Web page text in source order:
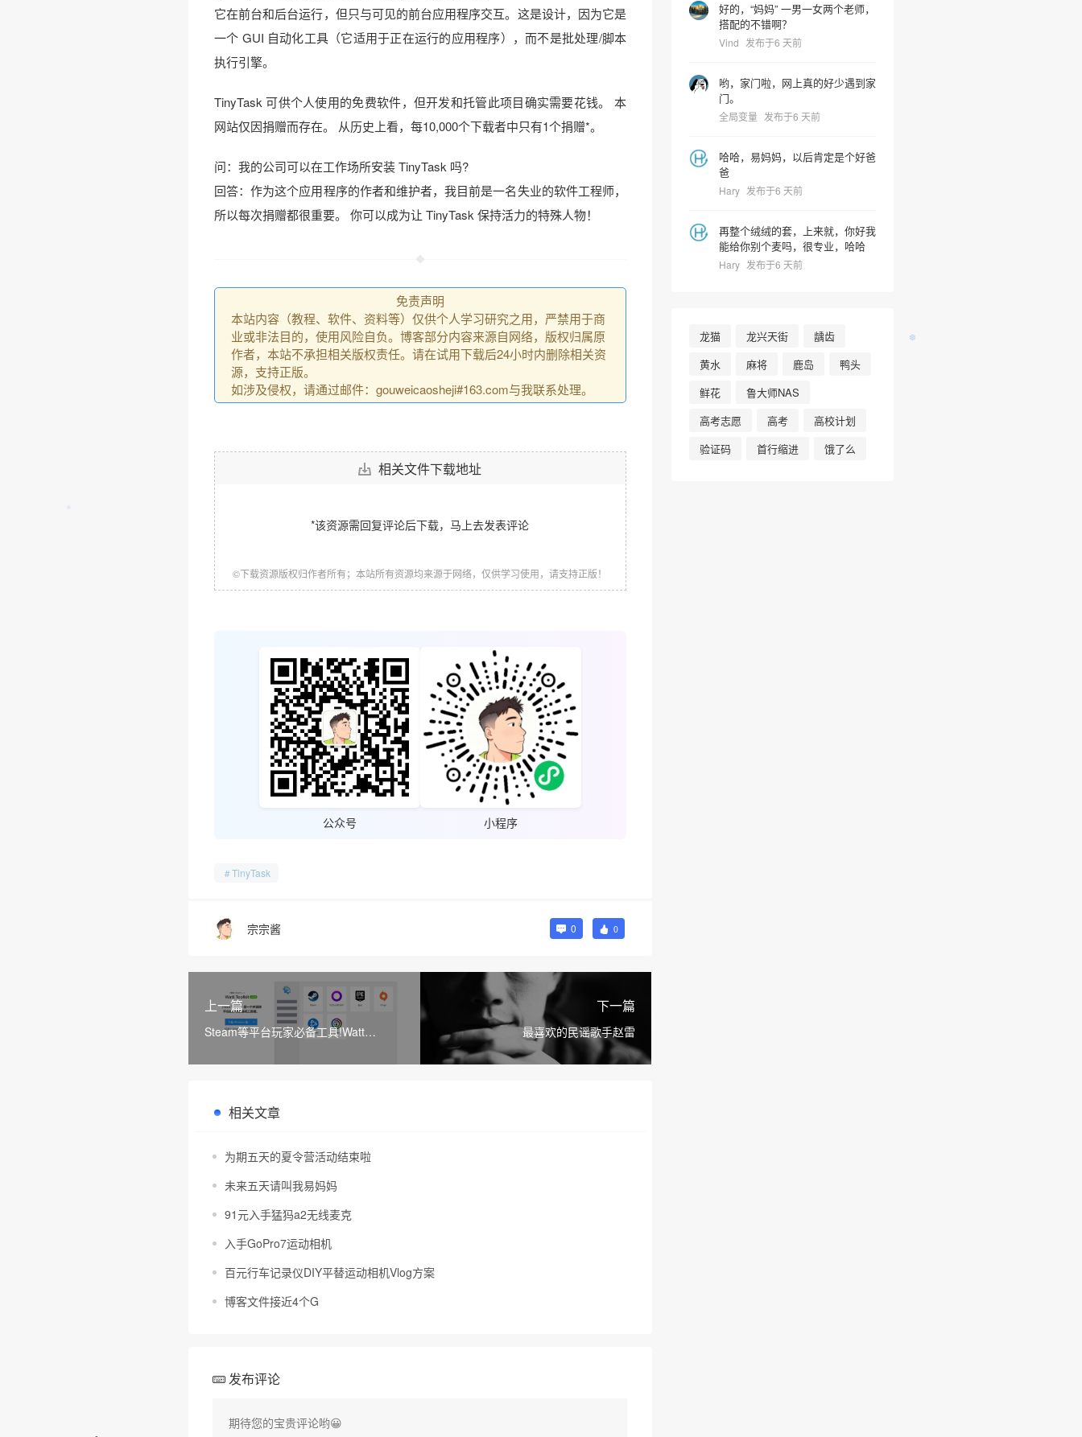
它在前台和后台运行，但只与可见的前台应用程序交互。这是设计，因为它是
一个 GUI 自动化工具（它适用于正在运行的应用程序），而不是批处理/脚本
执行引擎。
TinyTask 可供个人使用的免费软件，但开发和托管此项目确实需要花钱。 本
网站仅因捐赠而存在。 从历史上看，每10,000个下载者中只有1个捐赠*。
问：我的公司可以在工作场所安装 TinyTask 吗?
回答：作为这个应用程序的作者和维护者，我目前是一名失业的软件工程师，
所以每次捐赠都很重要。 你可以成为让 TinyTask 保持活力的特殊人物！
免责声明
本站内容（教程、软件、资料等）仅供个人学习研究之用，严禁用于商
业或非法目的，使用风险自负。博客部分内容来源自网络，版权归属原
作者，本站不承担相关版权责任。请在试用下载后24小时内删除相关资
源，支持正版。
如涉及侵权，请通过邮件：gouweicaosheji#163.com与我联系处理。
相关文件下载地址
*该资源需回复评论后下载，马上去发表评论
©下载资源版权归作者所有；本站所有资源均来源于网络，仅供学习使用，请支持正版！
公众号 小程序
TinyTask
宗宗酱 0 0
上一篇
Steam等平台玩家必备工具!Watt
下一篇
最喜欢的民谣歌手赵雷
相关文章
为期五天的夏令营活动结束啦
未来五天请叫我易妈妈
91元入手猛犸a2无线麦克
入手GoPro7运动相机
百元行车记录仪DIY平替运动相机Vlog方案
博客文件接近4个G
发布评论
好的，“妈妈” 一男一女两个老师，
搭配的不错啊？
Vind 发布于6 天前
哟，家门啦，网上真的好少遇到家
门。
全局变量 发布于6 天前
哈哈，易妈妈，以后肯定是个好爸
爸
Hary 发布于6 天前
再整个绒绒的套，上来就，你好我
能给你别个麦吗，很专业，哈哈
Hary 发布于6 天前
龙猫 龙兴天街
龋齿
黄水
麻将 鹿岛
鸭头
鲜花
鲁大师NAS
高考志愿
高考
高校计划
验证码
首行缩进 饿了么